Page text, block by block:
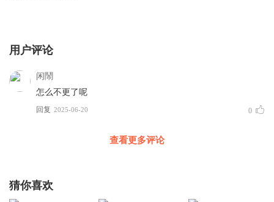
用户评论
闲鬧
怎么不更了呢
回复 2025-06-20 0
查看更多评论
猜你喜欢